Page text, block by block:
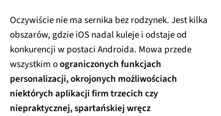
Oczywiście nie ma sernika bez rodzynek. Jest kilka
obszarów, gdzie iOS nadal kuleje i odstaje od
konkurencji w postaci Androida. Mowa przede
wszystkim oograniczonych funkcjach
personalizacji, okrojonych możliwościach
niektórych aplikacji firm trzecich czy
niepraktycznej, spartańskiej wręcz